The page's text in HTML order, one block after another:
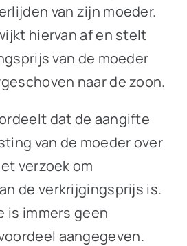
van zijn moeder.
hiervan af en stelt
van de moeder
naar de zoon.
dat de aangifte
van de moeder over
verzoek om
de verkrijgingsprijs is.
is immers geen
aangegeven.